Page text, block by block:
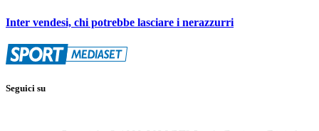
Inter vendesi, chi potrebbe lasciare i nerazzurri
Seguici su